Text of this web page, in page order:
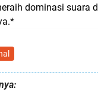
dominasi suara